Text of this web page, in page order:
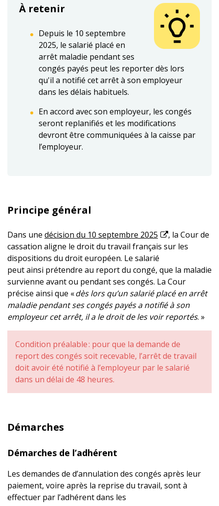
À retenir
Depuis le 10 septembre
2025, le salarié placé en
arrêt maladie pendant ses
congés payés peut les reporter dès lors
qu'il a notifié cet arrêt à son employeur
dans les délais habituels.
En accord avec son employeur, les congés
seront replanifiés et les modifications
devront être communiquées à la caisse par
l’employeur.
Principe général
Dans une décision du 10 septembre 2025
, la Cour de
cassation aligne le droit du travail français sur les
dispositions du droit européen. Le salarié
peut ainsi prétendre au report du congé, que la maladie
survienne avant ou pendant ses congés. La Cour
précise ainsi que «dès lors qu’un salarié placé en arrêt
maladie pendant ses congés payés a notifié à son
employeur cet arrêt, il a le droit de les voir reportés. »
Condition préalable : pour que la demande de
report des congés soit recevable, l’arrêt de travail
doit avoir été notifié à l’employeur par le salarié
dans un délai de 48 heures.
Démarches
Démarches de l’adhérent
Les demandes de d’annulation des congés après leur
paiement, voire après la reprise du travail, sont à
effectuer par l’adhérent dans les